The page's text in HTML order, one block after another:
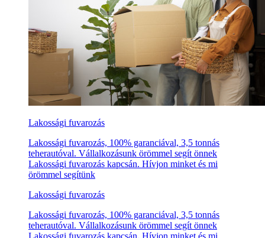
Lakossági fuvarozás
Lakossági fuvarozás, 100% garanciával, 3,5 tonnás
teherautóval. Vállalkozásunk örömmel segít önnek
Lakossági fuvarozás kapcsán. Hívjon minket és mi
örömmel segítünk
Lakossági fuvarozás
Lakossági fuvarozás, 100% garanciával, 3,5 tonnás
teherautóval. Vállalkozásunk örömmel segít önnek